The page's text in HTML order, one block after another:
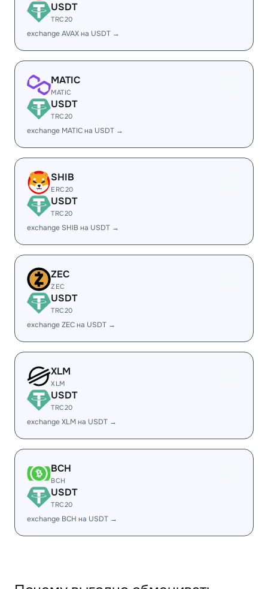
USDT
TRC20
exchange AVAX на USDT →
MATIC
MATIC
USDT
TRC20
exchange MATIC на USDT →
SHIB
ERC20
USDT
TRC20
exchange SHIB на USDT →
ZEC
ZEC
USDT
TRC20
exchange ZEC на USDT →
XLM
XLM
USDT
TRC20
exchange XLM на USDT →
BCH
BCH
USDT
TRC20
exchange BCH на USDT →